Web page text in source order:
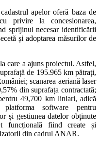
apelor oferă baza de
privire la concesionarea,
sprijinul necesar identificării
și adoptarea măsurilor de
care a ajuns proiectul. Astfel,
de 195.965 km pătrați,
scanarea aeriană laser
din suprafața contractată;
49,700 km liniari, adică
software pentru
și gestiunea datelor obținute
funcțională fiind create și
din cadrul ANAR.